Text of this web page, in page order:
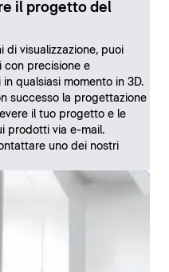
il progetto del
di visualizzazione, puoi
con precisione e
qualsiasi momento in 3D.
successo la progettazione
il tuo progetto e le
prodotti via e-mail.
uno dei nostri